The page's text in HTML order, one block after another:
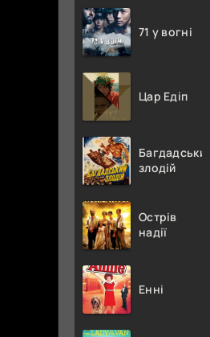
71 у вогні
Цар Едіп
Багдадський
злодій
Острів
надії
Енні